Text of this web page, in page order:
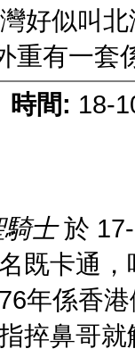
好似叫
重有一套
時間: 18-
士於 17-
既卡通
年係香
捽鼻哥